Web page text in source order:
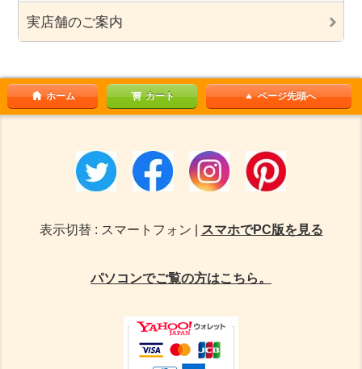
実店舗のご案内
ホーム カート ページ先頭へ
表示切替 : スマートフォン | スマホでPC版を見る
パソコンでご覧の方はこちら。